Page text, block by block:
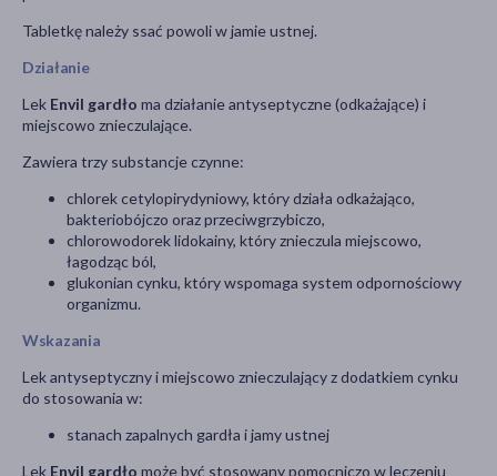
Tabletkę należy ssać powoli w jamie ustnej.
Działanie
Lek Envil gardło ma działanie antyseptyczne (odkażające) i
miejscowo znieczulające.
Zawiera trzy substancje czynne:
chlorek cetylopirydyniowy, który działa odkażająco,
bakteriobójczo oraz przeciwgrzybiczo,
chlorowodorek lidokainy, który znieczula miejscowo,
łagodząc ból,
glukonian cynku, który wspomaga system odpornościowy
organizmu.
Wskazania
Lek antyseptyczny i miejscowo znieczulający z dodatkiem cynku
do stosowania w:
stanach zapalnych gardła i jamy ustnej
Lek Envil gardło może być stosowany pomocniczo w leczeniu